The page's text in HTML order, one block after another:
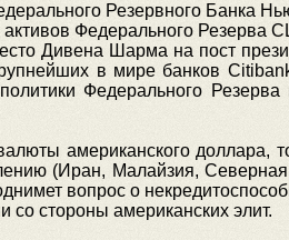
Резервного Банка
Федерального Резерва
Дивена Шарма на пост
в мире банков
Федерального Резерва
американского доллара,
(Иран, Малайзия,
вопрос о
стороны американских элит.